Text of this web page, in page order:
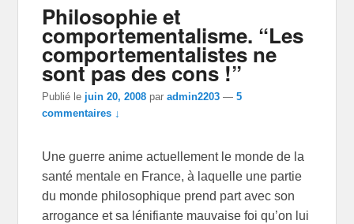
Philosophie et
comportementalisme. “Les
comportementalistes ne
sont pas des cons !”
Publié le juin 20, 2008 paradmin2203 —5
commentaires ↓
Une guerre anime actuellement le monde de la
santé mentale en France, à laquelle une partie
du monde philosophique prend part avec son
arrogance et sa lénifiante mauvaise foi qu’on lui